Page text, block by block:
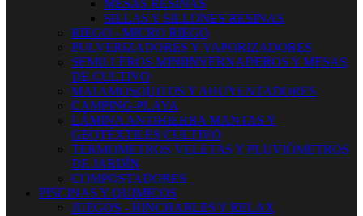
MESAS RESINAS
SILLAS Y SILLONES RESINAS
RIEGO - MICRO RIEGO
PULVERIZADORES Y VAPORIZADORES
SEMILLEROS MINIINVERNADEROS Y MESAS
DE CULTIVO
MATAMOSQUITOS Y AHUYENTADORES
CAMPING-PLAYA
LÁMINA ANTIHIERBA MANTAS Y
GEOTÉXTILES CULTIVO
TERMOMETROS VELETAS Y PLUVIÓMETROS
DE JARDÍN
COMPOSTADORES
PISCINAS Y QUIMICOS
JUEGOS - HINCHABLES Y RELAX